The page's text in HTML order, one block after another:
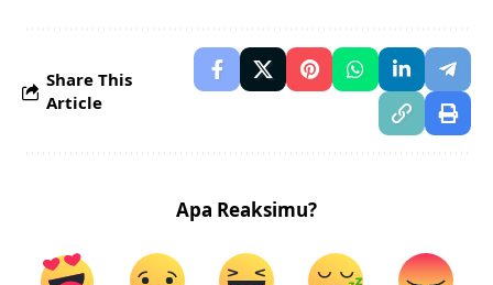
Share This
Article
Apa Reaksimu?